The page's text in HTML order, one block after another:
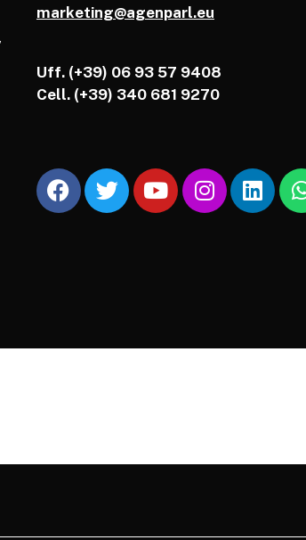
marketing@agenparl.eu
Uff. (+39) 06 93 57 9408
Cell. (+39) 340 681 9270